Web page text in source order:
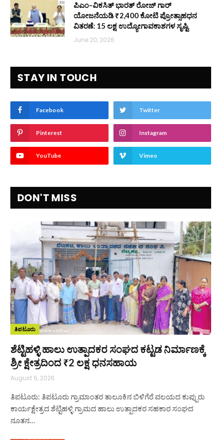
ಪಿಎಂ–ವಿಕಸಿತ್ ಭಾರತ್ ರೋಜ್‌ ಗಾರ್
ಯೋಜನೆಯಡಿ ₹2,400 ಕೋಟಿ ಪ್ರೋತ್ಸಾಹಧನ
ವಿತರಣೆ: 15 ಲಕ್ಷ ಉದ್ಯೋಗಾವಕಾಶಗಳ ಸೃಷ್ಟಿ
June 20, 2026
STAY IN TOUCH
Facebook Twitter
Pinterest Instagram
YouTube Vimeo
DON'T MISS
ತಿಪಟೂರು
ಶೆಟ್ಟಿಹಳ್ಳಿ ಹಾಲು ಉತ್ಪಾದಕರ ಸಂಘದ ಕಟ್ಟಡ ನಿರ್ಮಾಣಕ್ಕೆ
ಶ್ರೀ ಕ್ಷೇತ್ರದಿಂದ ₹2 ಲಕ್ಷ ಧನಸಹಾಯ
August 6, 2026
ತಿಪಟೂರು: ತಿಪಟೂರು ಗ್ರಾಮಾಂತರ ತಾಲೂಕಿನ ಬಿಳಿಗೆರೆ ವಲಯದ ಕುಪ್ಪುರು
ಕಾರ್ಯಕ್ಷೇತ್ರದ ಶೆಟ್ಟಿಹಳ್ಳಿ ಗ್ರಾಮದ ಹಾಲು ಉತ್ಪಾದಕರ ಸಹಕಾರ ಸಂಘದ
ನೂತನ…